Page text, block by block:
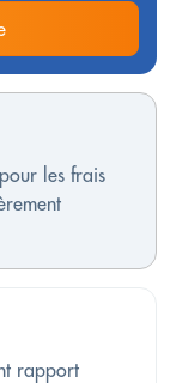
les frais
rapport